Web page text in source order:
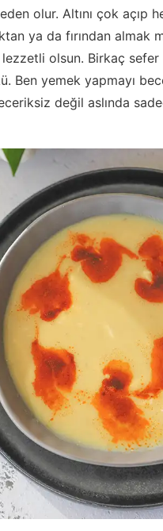
olur. Altını çok açıp
ya da fırından almak
olsun. Birkaç
Ben yemek yapmayı
değil aslında